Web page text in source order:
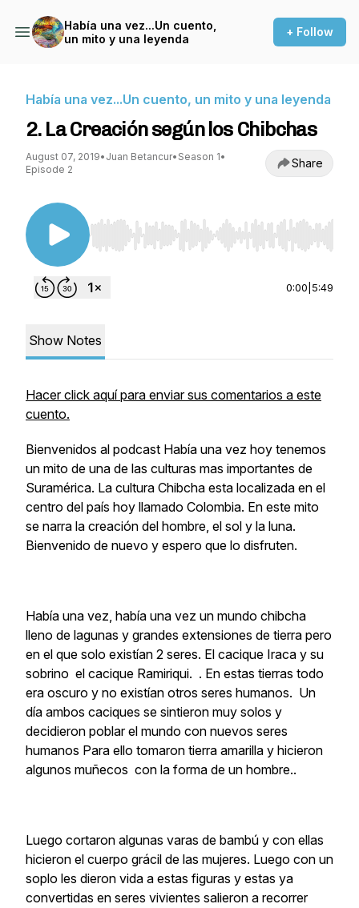
Había una vez...Un cuento,
un mito y una leyenda
+ Follow
Había una vez...Un cuento, un mito y una leyenda
2. La Creación según los Chibchas
August 07, 2019• Juan Betancur• Season 1•
Episode 2
Share
Use Left/Right to seek, Home/End to jump to
0:00 5:49
Show Notes
Hacer click aquí para enviar sus comentarios a este
cuento.
Bienvenidos al podcast Había una vez hoy tenemos
un mito de una de las culturas mas importantes de
Suramérica. La cultura Chibcha esta localizada en el
centro del país hoy llamado Colombia. En este mito
se narra la creación del hombre, el sol y la luna.
Bienvenido de nuevo y espero que lo disfruten.
Había una vez, había una vez un mundo chibcha
lleno de lagunas y grandes extensiones de tierra pero
en el que solo existían 2 seres. El cacique Iraca y su
sobrino el cacique Ramiriqui. . En estas tierras todo
era oscuro y no existían otros seres humanos. Un
día ambos caciques se sintieron muy solos y
decidieron poblar el mundo con nuevos seres
humanos Para ello tomaron tierra amarilla y hicieron
algunos muñecos con la forma de un hombre..
Luego cortaron algunas varas de bambú y con ellas
hicieron el cuerpo grácil de las mujeres. Luego con un
soplo les dieron vida a estas figuras y estas ya
convertidas en seres vivientes salieron a recorrer